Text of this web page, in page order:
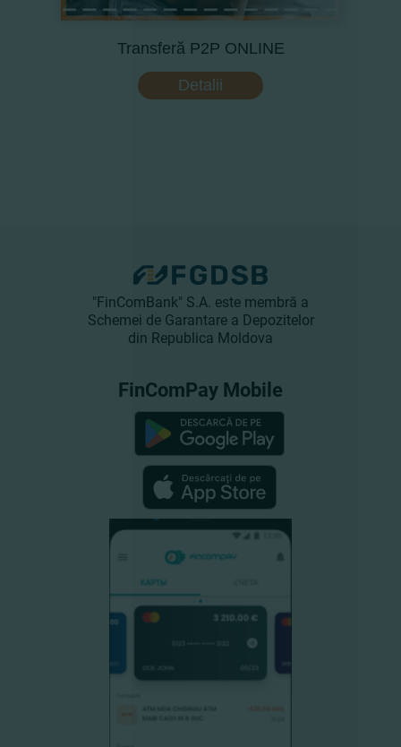
Transferă P2P ONLINE
Detalii
"FinComBank" S.A. este membră a
Schemei de Garantare a Depozitelor
din Republica Moldova
FinComPay Mobile